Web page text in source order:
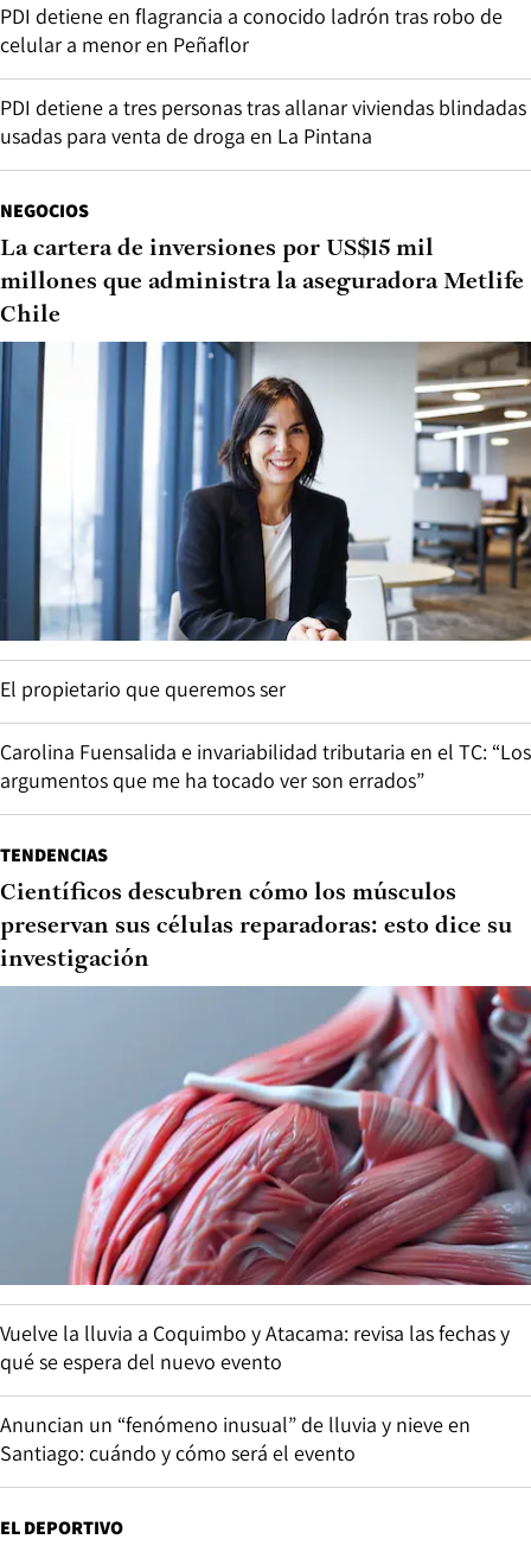
PDI detiene en flagrancia a conocido ladrón tras robo de
celular a menor en Peñaflor
PDI detiene a tres personas tras allanar viviendas blindadas
usadas para venta de droga en La Pintana
NEGOCIOS
La cartera de inversiones por US$15 mil
millones que administra la aseguradora Metlife
Chile
El propietario que queremos ser
Carolina Fuensalida e invariabilidad tributaria en el TC: “Los
argumentos que me ha tocado ver son errados”
TENDENCIAS
Científicos descubren cómo los músculos
preservan sus células reparadoras: esto dice su
investigación
Vuelve la lluvia a Coquimbo y Atacama: revisa las fechas y
qué se espera del nuevo evento
Anuncian un “fenómeno inusual” de lluvia y nieve en
Santiago: cuándo y cómo será el evento
EL DEPORTIVO